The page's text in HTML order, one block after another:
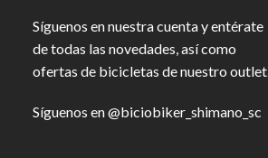
Síguenos en nuestra cuenta y entérate
de todas las novedades, así como
ofertas de bicicletas de nuestro outlet.
Síguenos en@biciobiker_shimano_sc